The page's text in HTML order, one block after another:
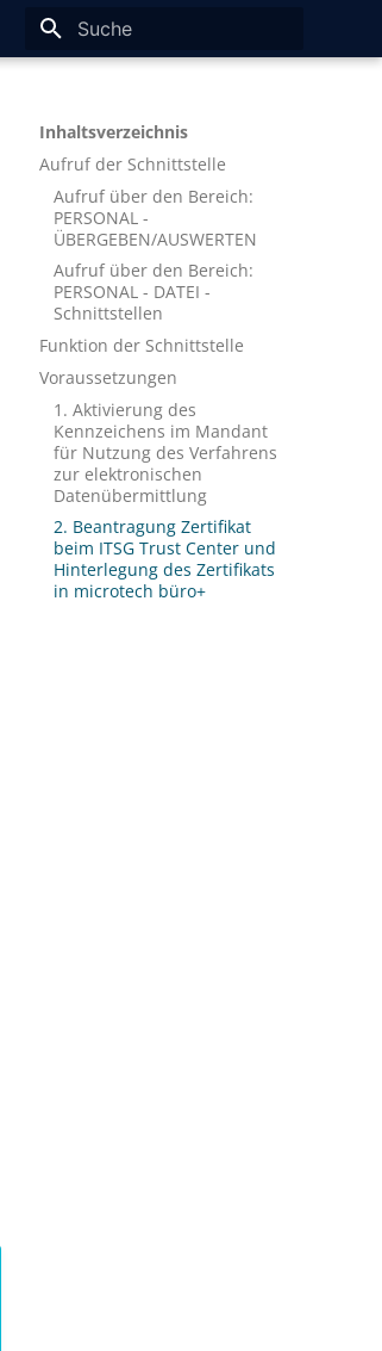
Inhaltsverzeichnis
Aufruf der Schnittstelle
Aufruf über den Bereich:
PERSONAL -
ÜBERGEBEN/AUSWERTEN
Aufruf über den Bereich:
PERSONAL - DATEI -
Schnittstellen
Funktion der Schnittstelle
Voraussetzungen
1. Aktivierung des
Kennzeichens im Mandant
für Nutzung des Verfahrens
zur elektronischen
Datenübermittlung
2. Beantragung Zertifikat
beim ITSG Trust Center und
Hinterlegung des Zertifikats
in microtech büro+